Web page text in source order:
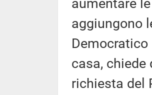
aumentare
aggiungono
casa, chiede
richiesta del